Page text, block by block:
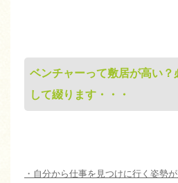
ベンチャーって敷居が高い？
して綴ります・・・
・自分から仕事を見つけに行く姿勢